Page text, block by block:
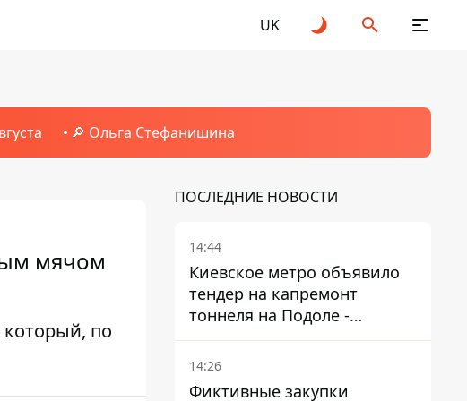
UK
🔎 Ольга Стефанишина
мячом
по
ПОСЛЕДНИЕ НОВОСТИ
14:44
Киевское метро объявило
тендер на капремонт
тоннеля на Подоле -
продлится почти два года
14:26
Фиктивные закупки